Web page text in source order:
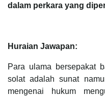
dalam perkara yang
Huraian Jawapan:
Para ulama bersepakat
solat adalah sunat
mengenai hukum